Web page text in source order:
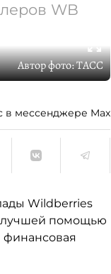
WB
Автор фото:ТАСС
в мессенджере Max
Wildberries
лучшей помощью
финансовая